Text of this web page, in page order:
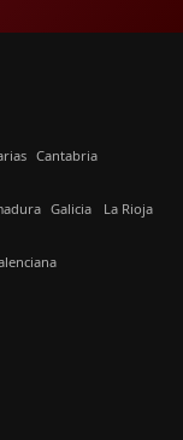
Cantabria
Galicia La Rioja